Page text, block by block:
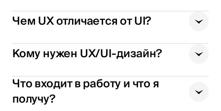
Чем UX отличается от UI?
Кому нужен UX/UI-дизайн?
Что входит в работу и что я
получу?